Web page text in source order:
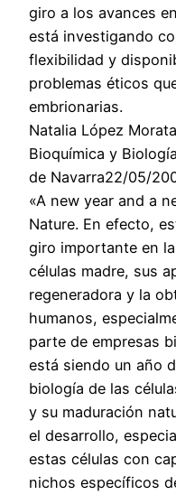
giro a los avances
está investigando
flexibilidad y
problemas éticos
embrionarias.
Natalia López
Bioquímica y
de Navarra22/05/
«A new year and a
Nature. En efecto,
giro importante en
células madre, sus
regeneradora y la
humanos,
parte de empresas
está siendo un año
biología de las
y su maduración
el desarrollo,
estas células con
nichos específicos